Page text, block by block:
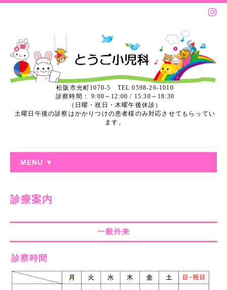
松阪市光町1070-5 TEL 0598-26-1010
診察時間： 9:00～12:00 / 15:30～18:30
（日曜・祝日・木曜午後休診）
土曜日午後の診察はかかりつけの患者様のみ対応させてもらってい
ます。
MENU ▼
診療案内
一般外来
診察時間